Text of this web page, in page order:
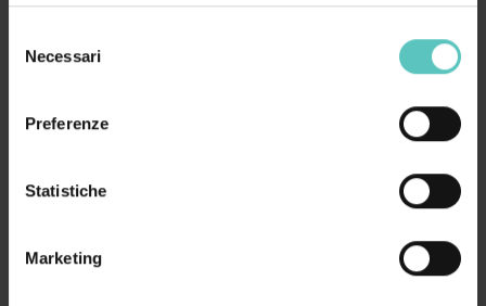
delNecessari
Preferenze
Statistiche
Marketing